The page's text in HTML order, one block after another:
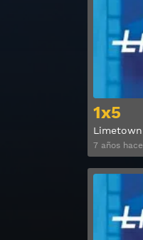
1x5
7 años hace